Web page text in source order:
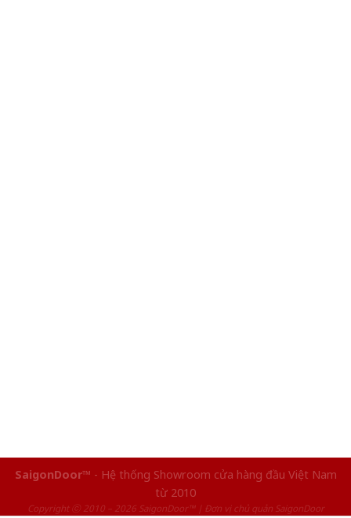
SaigonDoor™ - Hệ thống Showroom cửa hàng đầu Việt Nam
từ 2010
Copyright ⓒ 2010 – 2026 SaigonDoor™ | Đơn vị chủ quản SaigonDoor